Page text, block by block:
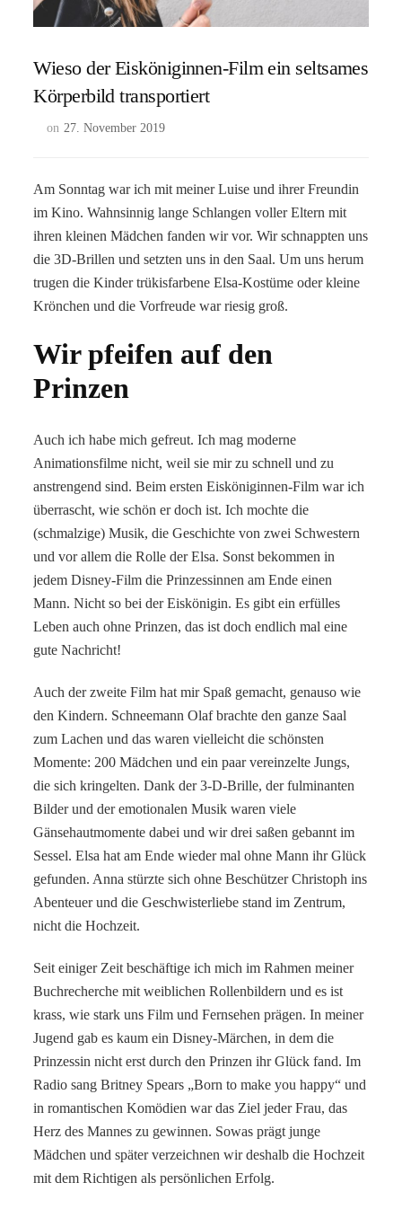
Wieso der Eisköniginnen-Film ein seltsames
Körperbild transportiert
on 27. November 2019
Am Sonntag war ich mit meiner Luise und ihrer Freundin
im Kino. Wahnsinnig lange Schlangen voller Eltern mit
ihren kleinen Mädchen fanden wir vor. Wir schnappten uns
die 3D-Brillen und setzten uns in den Saal. Um uns herum
trugen die Kinder trükisfarbene Elsa-Kostüme oder kleine
Krönchen und die Vorfreude war riesig groß.
Wir pfeifen auf den
Prinzen
Auch ich habe mich gefreut. Ich mag moderne
Animationsfilme nicht, weil sie mir zu schnell und zu
anstrengend sind. Beim ersten Eisköniginnen-Film war ich
überrascht, wie schön er doch ist. Ich mochte die
(schmalzige) Musik, die Geschichte von zwei Schwestern
und vor allem die Rolle der Elsa. Sonst bekommen in
jedem Disney-Film die Prinzessinnen am Ende einen
Mann. Nicht so bei der Eiskönigin. Es gibt ein erfülles
Leben auch ohne Prinzen, das ist doch endlich mal eine
gute Nachricht!
Auch der zweite Film hat mir Spaß gemacht, genauso wie
den Kindern. Schneemann Olaf brachte den ganze Saal
zum Lachen und das waren vielleicht die schönsten
Momente: 200 Mädchen und ein paar vereinzelte Jungs,
die sich kringelten. Dank der 3-D-Brille, der fulminanten
Bilder und der emotionalen Musik waren viele
Gänsehautmomente dabei und wir drei saßen gebannt im
Sessel. Elsa hat am Ende wieder mal ohne Mann ihr Glück
gefunden. Anna stürzte sich ohne Beschützer Christoph ins
Abenteuer und die Geschwisterliebe stand im Zentrum,
nicht die Hochzeit.
Seit einiger Zeit beschäftige ich mich im Rahmen meiner
Buchrecherche mit weiblichen Rollenbildern und es ist
krass, wie stark uns Film und Fernsehen prägen. In meiner
Jugend gab es kaum ein Disney-Märchen, in dem die
Prinzessin nicht erst durch den Prinzen ihr Glück fand. Im
Radio sang Britney Spears „Born to make you happy“ und
in romantischen Komödien war das Ziel jeder Frau, das
Herz des Mannes zu gewinnen. Sowas prägt junge
Mädchen und später verzeichnen wir deshalb die Hochzeit
mit dem Richtigen als persönlichen Erfolg.